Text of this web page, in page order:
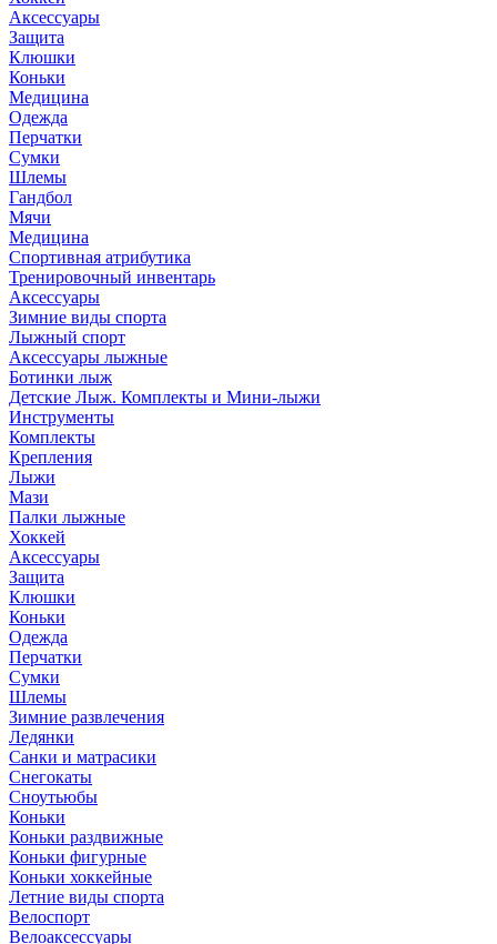
Аксессуары
Защита
Клюшки
Коньки
Медицина
Одежда
Перчатки
Сумки
Шлемы
Гандбол
Мячи
Медицина
Спортивная атрибутика
Тренировочный инвентарь
Аксессуары
Зимние виды спорта
Лыжный спорт
Аксессуары лыжные
Ботинки лыж
Детские Лыж. Комплекты и Мини-лыжи
Инструменты
Комплекты
Крепления
Лыжи
Мази
Палки лыжные
Хоккей
Аксессуары
Защита
Клюшки
Коньки
Одежда
Перчатки
Сумки
Шлемы
Зимние развлечения
Ледянки
Санки и матрасики
Снегокаты
Сноутьюбы
Коньки
Коньки раздвижные
Коньки фигурные
Коньки хоккейные
Летние виды спорта
Велоспорт
Велоаксессуары